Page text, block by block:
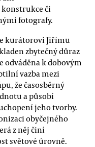
či
fotografy.
kurátorovi Jiřímu
zbytečný důraz
odváděna k dobovým
vazba mezi
že časosběrný
a působí
jeho tvorby.
obyčejného
z něj činí
světové úrovně.